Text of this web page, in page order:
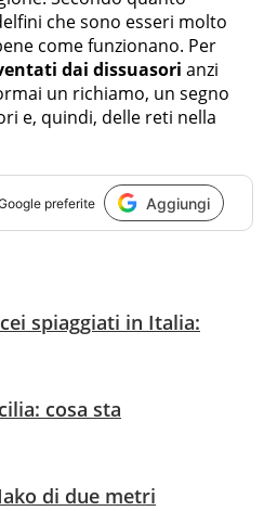
che sono esseri molto
come funzionano. Per
dai dissuasori anzi
un richiamo, un segno
e, quindi, delle reti nella
preferite Aggiungi
spiaggiati in Italia:
cosa sta
di due metri